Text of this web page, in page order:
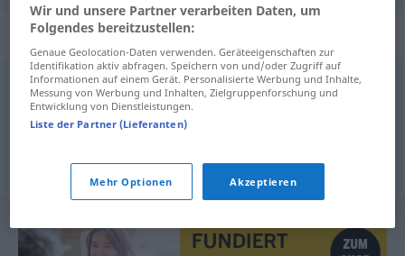
Synonyme für "unähnlich"
verschieden,unterschiedlich,andersartig,anders
verschiedenartig,ungleich
© OpenThesaurus.de
Wir und unsere Partner verarbeiten Daten, um
Folgendes bereitzustellen:
Genaue Geolocation-Daten verwenden. Geräteeigenschaften zur
Identifikation aktiv abfragen. Speichern von und/oder Zugriff auf
Informationen auf einem Gerät. Personalisierte Werbung und Inhalte,
Messung von Werbung und Inhalten, Zielgruppenforschung und
Entwicklung von Dienstleistungen.
Liste der Partner (Lieferanten)
Mehr Optionen Akzeptieren